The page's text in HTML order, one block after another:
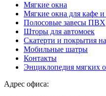
Мягкие окна
Мягкие окна для кафе и
Полосовые завесы ПВХ
Шторы для автомоек
Скатерти и покрытия
Мобильные шатры
Контакты
Энциклопедия мягких
Адрес офиса: